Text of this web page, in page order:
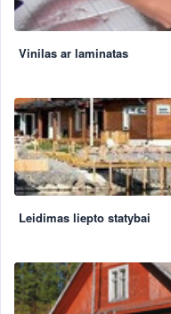
Vinilas ar laminatas
Leidimas liepto statybai